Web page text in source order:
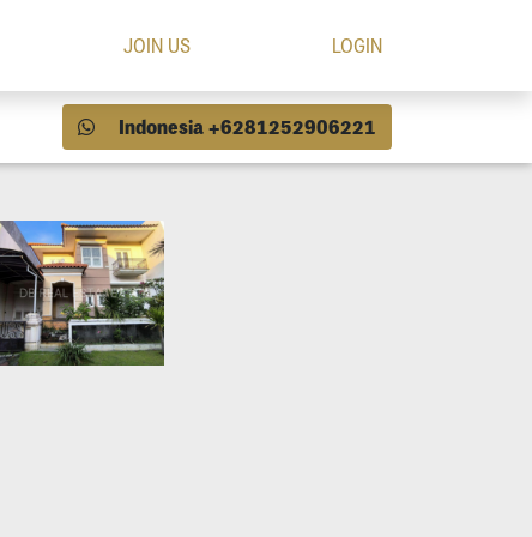
JOIN US LOGIN
Indonesia +6281252906221